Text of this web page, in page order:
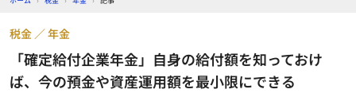
「確定給付企業年金」自身の給付額を知っておけ
ば、今の預金や資産運用額を最小限にできる
税金 年金